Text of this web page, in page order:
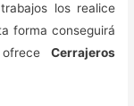
los realice
forma conseguirá
Cerrajeros